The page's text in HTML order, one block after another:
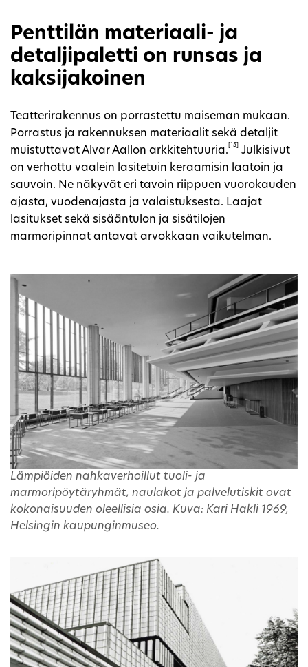
Penttilän materiaali- ja
detaljipaletti on runsas ja
kaksijakoinen
Teatterirakennus on porrastettu maiseman mukaan.
Porrastus ja rakennuksen materiaalit sekä detaljit
muistuttavat Alvar Aallon arkkitehtuuria.
[15]
Julkisivut
on verhottu vaalein lasitetuin keraamisin laatoin ja
sauvoin. Ne näkyvät eri tavoin riippuen vuorokauden
ajasta, vuodenajasta ja valaistuksesta. Laajat
lasitukset sekä sisääntulon ja sisätilojen
marmoripinnat antavat arvokkaan vaikutelman.
Lämpiöiden nahkaverhoillut tuoli- ja
marmoripöytäryhmät, naulakot ja palvelutiskit ovat
kokonaisuuden oleellisia osia. Kuva: Kari Hakli 1969,
Helsingin kaupunginmuseo.